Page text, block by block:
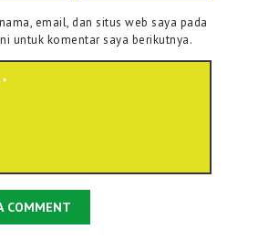
email, dan situs web saya pada
untuk komentar saya berikutnya.